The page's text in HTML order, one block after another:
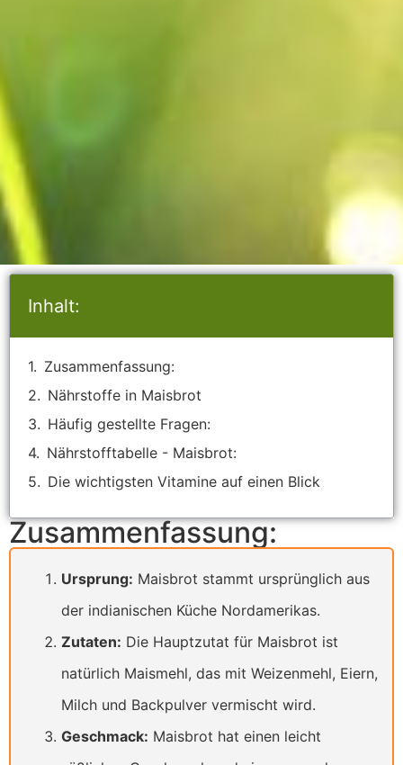
Inhalt:
Zusammenfassung:
Nährstoffe in Maisbrot
Häufig gestellte Fragen:
Nährstofftabelle - Maisbrot:
Die wichtigsten Vitamine auf einen Blick
Zusammenfassung:
Ursprung: Maisbrot stammt ursprünglich aus
der indianischen Küche Nordamerikas.
Zutaten: Die Hauptzutat für Maisbrot ist
natürlich Maismehl, das mit Weizenmehl, Eiern,
Milch und Backpulver vermischt wird.
Geschmack: Maisbrot hat einen leicht